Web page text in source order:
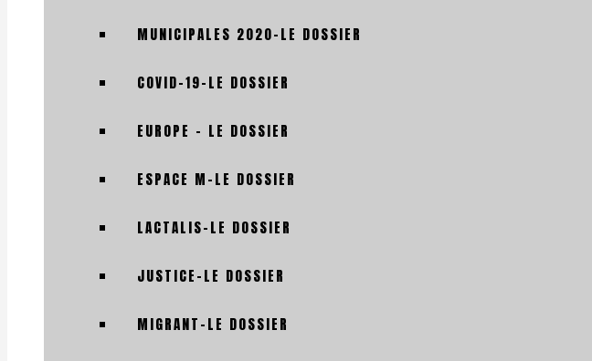
MUNICIPALES 2020-LE DOSSIER
COVID-19-LE DOSSIER
EUROPE – LE DOSSIER
ESPACE M-LE DOSSIER
LACTALIS-LE DOSSIER
JUSTICE-LE DOSSIER
MIGRANT-LE DOSSIER